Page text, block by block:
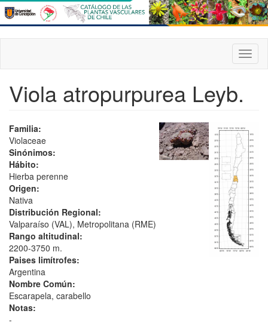
Pasar
al
contenido
principal
Viola atropurpurea Leyb.
Familia:
Violaceae
Sinónimos:
Hábito:
Hierba perenne
Origen:
Nativa
Distribución Regional:
Valparaíso (VAL), Metropolitana (RME)
Rango altitudinal:
2200-3750 m.
Paises limítrofes:
Argentina
Nombre Común:
Escarapela, carabello
Notas:
-